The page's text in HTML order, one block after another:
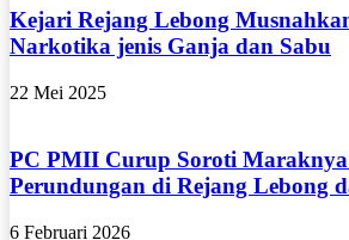
Kejari Rejang Lebong
Narkotika jenis Ganja dan Sabu
22 Mei 2025
PC PMII Curup Soroti Maraknya
Perundungan di Rejang Lebong
6 Februari 2026